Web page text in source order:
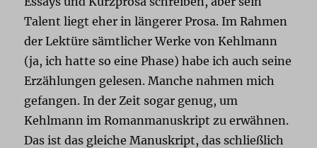
Talent liegt eher in längerer Prosa. Im Rahmen
der Lektüre sämtlicher Werke von Kehlmann
(ja, ich hatte so eine Phase) habe ich auch seine
Erzählungen gelesen. Manche nahmen mich
gefangen. In der Zeit sogar genug, um
Kehlmann im Romanmanuskript zu erwähnen.
Das ist das gleiche Manuskript, das schließlich